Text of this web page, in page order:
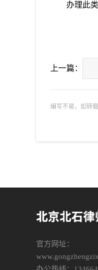
办理此
上一篇：
编写不易，如转载
官方网址：